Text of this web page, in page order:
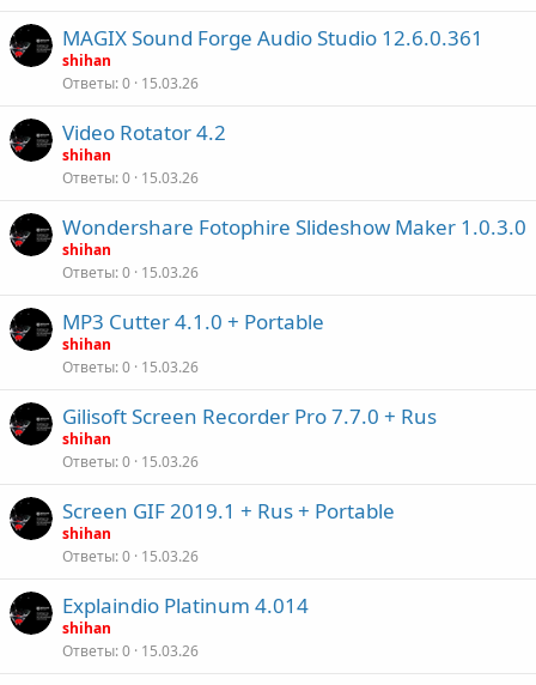
MAGIX Sound Forge Audio Studio 12.6.0.361
shihan
Ответы 0 15.03.26
Video Rotator 4.2
shihan
Ответы 0 15.03.26
Wondershare Fotophire Slideshow Maker 1.0.3.0
shihan
Ответы 0 15.03.26
MP3 Cutter 4.1.0 + Portable
shihan
Ответы 0 15.03.26
Gilisoft Screen Recorder Pro 7.7.0 + Rus
shihan
Ответы 0 15.03.26
Screen GIF 2019.1 + Rus + Portable
shihan
Ответы 0 15.03.26
Explaindio Platinum 4.014
shihan
Ответы 0 15.03.26